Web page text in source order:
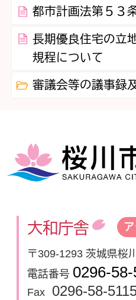
都市計画法第５３
長期優良住宅の立
規程について
審議会等の議事録
大和庁舎
〒309-1293 茨城県桜
電話番号 0296-
Fax
0296-58-